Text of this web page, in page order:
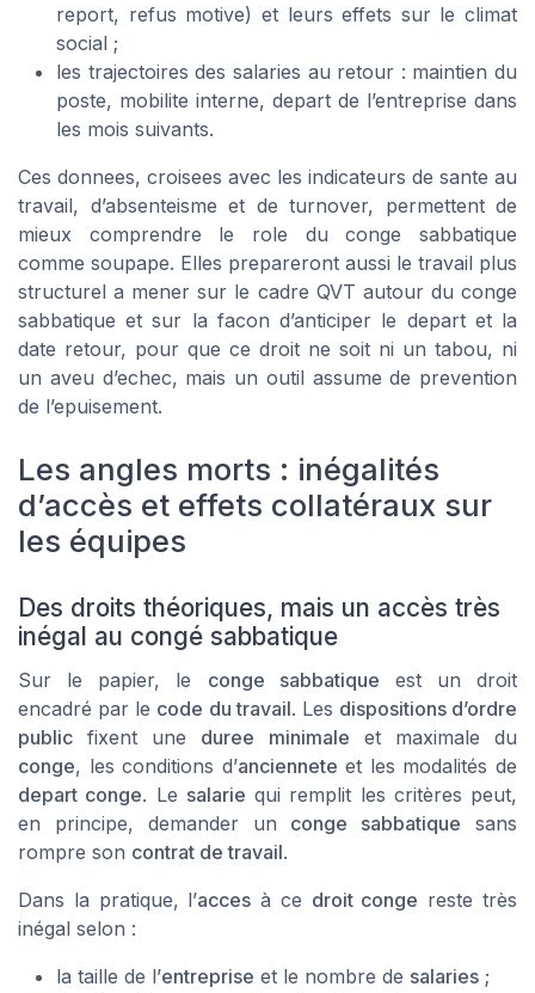
report, refus motive) et leurs effets sur le climat
social ;
les trajectoires des salaries au retour : maintien du
poste, mobilite interne, depart de l’entreprise dans
les mois suivants.
Ces donnees, croisees avec les indicateurs de sante au
travail, d’absenteisme et de turnover, permettent de
mieux comprendre le role du conge sabbatique
comme soupape. Elles prepareront aussi le travail plus
structurel a mener sur le cadre QVT autour du conge
sabbatique et sur la facon d’anticiper le depart et la
date retour, pour que ce droit ne soit ni un tabou, ni
un aveu d’echec, mais un outil assume de prevention
de l’epuisement.
Les angles morts : inégalités
d’accès et effets collatéraux sur
les équipes
Des droits théoriques, mais un accès très
inégal au congé sabbatique
Sur le papier, le conge sabbatique est un droit
encadré par le code du travail. Les dispositions d’ordre
public fixent une duree minimale et maximale du
conge, les conditions d’anciennete et les modalités de
depart conge. Le salarie qui remplit les critères peut,
en principe, demander un conge sabbatique sans
rompre son contrat de travail.
Dans la pratique, l’acces à ce droit conge reste très
inégal selon :
la taille de l’entreprise et le nombre de salaries ;